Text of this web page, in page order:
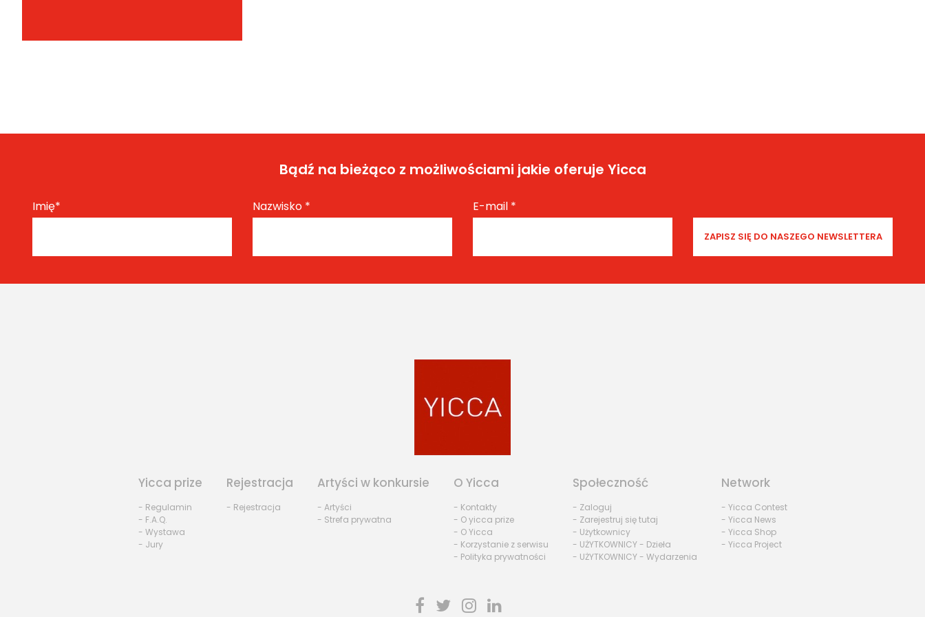
Bądź na bieżąco z możliwościami jakie oferuje Yicca
Imię* Nazwisko * E-mail *
Yicca prize
- Regulamin
- F.A.Q.
- Wystawa
- Jury
Rejestracja
- Rejestracja
Artyści w konkursie
- Artyści
- Strefa prywatna
O Yicca
- Kontakty
- O yicca prize
- O Yicca
- Korzystanie z serwisu
- Polityka prywatności
Społeczność
- Zaloguj
- Zarejestruj się tutaj
- Użytkownicy
- UŻYTKOWNICY - Dzieła
- UŻYTKOWNICY - Wydarzenia
Network
- Yicca Contest
- Yicca News
- Yicca Shop
- Yicca Project